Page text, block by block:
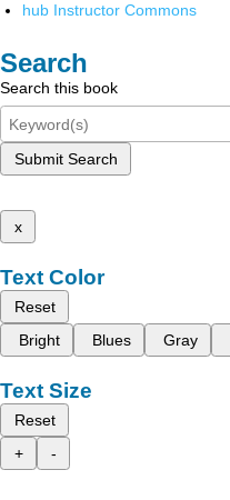
hub Instructor Commons
Search
Search this book
Submit Search
x
Text Color
Reset
Bright
Blues Gray
Text Size
Reset
+
-